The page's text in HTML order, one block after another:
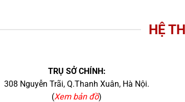
HỆ
TRỤ SỞ CHÍNH:
308 Nguyễn Trãi, Q.Thanh Xuân, Hà Nội.
(Xem bản đồ)